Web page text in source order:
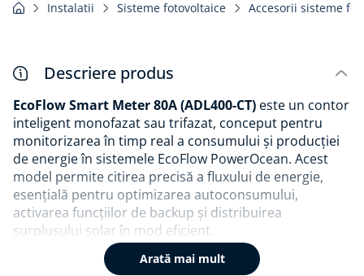
Instalatii Sisteme fotovoltaice Accesorii sisteme
Descriere produs
EcoFlow Smart Meter 80A (ADL400-CT) este un contor
inteligent monofazat sau trifazat, conceput pentru
monitorizarea în timp real a consumului și producției
de energie în sistemele EcoFlow PowerOcean. Acest
model permite citirea precisă a fluxului de energie,
esențială pentru optimizarea autoconsumului,
activarea funcțiilor de backup și distribuirea
surplusului solar în mod eficient.
Dispozitivul funcționează împreună cu
transformatoare de curent externe (CT –
Arată mai mult